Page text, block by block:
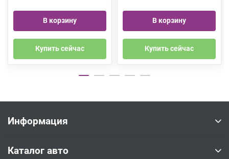
В корзину
Купить сейчас
В корзину
Купить сейчас
Информация
Каталог авто